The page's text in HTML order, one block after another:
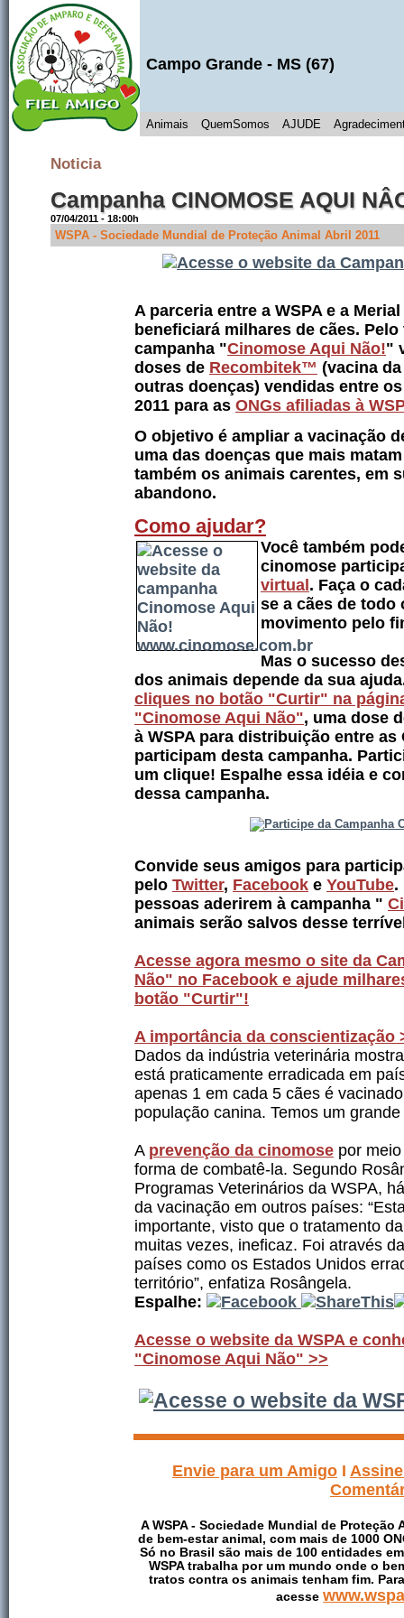
Campo Grande - MS (67)
Animais QuemSomos AJUDE
Noticia
Campanha CINOMOSE AQUI
07/04/2011 - 18:00h
WSPA - Sociedade Mundial de Proteção Animal Abril 2011
A parceria entre a WSPA e a
beneficiará milhares de cães.
campanha "Cinomose Aqui Não!"
doses de Recombitek™ (vacina
outras doenças) vendidas entre
2011 para as ONGs afiliadas à
O objetivo é ampliar a vacinação
uma das doenças que mais
também os animais carentes, em
abandono.
Como ajudar?
Você também
cinomose
virtual . Faça o
se a cães de todo
movimento pelo
Mas o sucesso
dos animais depende da sua
cliques no botão "Curtir" na
"Cinomose Aqui Não", uma dose
à WSPA para distribuição entre as
participam desta campanha.
um clique! Espalhe essa idéia e
dessa campanha.
Convide seus amigos para
pelo Twitter, Facebook e YouTube.
pessoas aderirem à campanha "
animais serão salvos desse
Acesse agora mesmo o site da
Não" no Facebook e ajude
botão "Curtir"!
A importância da conscientização
Dados da indústria veterinária
está praticamente erradicada em
apenas 1 em cada 5 cães é
população canina. Temos um
A prevenção da cinomose por
forma de combatê-la. Segundo
Programas Veterinários da WSPA,
da vacinação em outros países:
importante, visto que o tratamento
muitas vezes, ineficaz. Foi através
países como os Estados Unidos
território”, enfatiza Rosângela.
Espalhe:
Acesse o website da WSPA e
"Cinomose Aqui Não" >>
Envie para um Amigo I
A WSPA - Sociedade Mundial de
de bem-estar animal, com mais de 1000
Só no Brasil são mais de 100 entidades
WSPA trabalha por um mundo onde o
tratos contra os animais tenham fim.
acesse